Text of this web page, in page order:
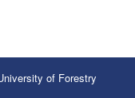
of Forestry